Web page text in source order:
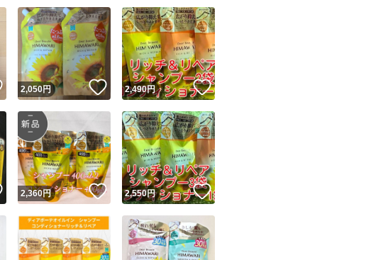
いいね！
2,050円 いいね！
2,490円 いいね！
いいね！
2,360円 いいね！
2,550円 いいね！